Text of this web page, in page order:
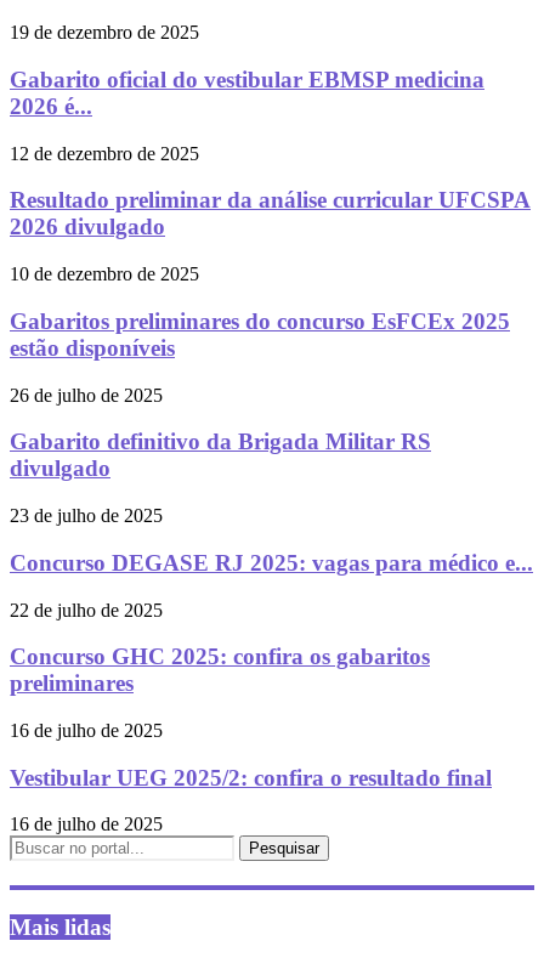
19 de dezembro de 2025
Gabarito oficial do vestibular EBMSP medicina
2026 é...
12 de dezembro de 2025
Resultado preliminar da análise curricular UFCSPA
2026 divulgado
10 de dezembro de 2025
Gabaritos preliminares do concurso EsFCEx 2025
estão disponíveis
26 de julho de 2025
Gabarito definitivo da Brigada Militar RS
divulgado
23 de julho de 2025
Concurso DEGASE RJ 2025: vagas para médico e...
22 de julho de 2025
Concurso GHC 2025: confira os gabaritos
preliminares
16 de julho de 2025
Vestibular UEG 2025/2: confira o resultado final
16 de julho de 2025
Mais lidas